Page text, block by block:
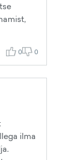
0 0
ilma